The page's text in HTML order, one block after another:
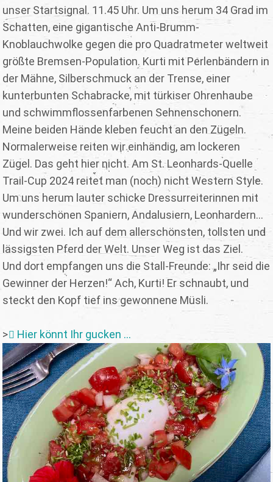
unser Startsignal. 11.45 Uhr. Um uns herum 34 Grad im
Schatten, eine gigantische Anti-Brumm-
Knoblauchwolke gegen die pro Quadratmeter weltweit
größte Bremsen-Population. Kurti mit Perlenbändern in
der Mähne, Silberschmuck an der Trense, einer
kunterbunten Schabracke, mit türkiser Ohrenhaube
und schwimmflossenfarbenen Sehnenschonern.
Meine beiden Hände kleben feucht an den Zügeln.
Normalerweise reiten wir einhändig, am lockeren
Zügel. Das geht hier nicht. Am St. Leonhards-Quelle
Trail-Cup 2024 reitet man (noch) nicht Western Style.
Um uns herum lauter schicke Dressurreiterinnen mit
wunderschönen Spaniern, Andalusiern, Leonhardern...
Und wir zwei. Ich auf dem allerschönsten, tollsten und
lässigsten Pferd der Welt. Unser Weg ist das Ziel.
Und dort empfangen uns die Stall-Freunde: „Ihr seid die
Gewinner der Herzen!“ Ach, Kurti! Er schnaubt, und
steckt den Kopf tief ins gewonnene Müsli.
> Hier könnt Ihr gucken ...